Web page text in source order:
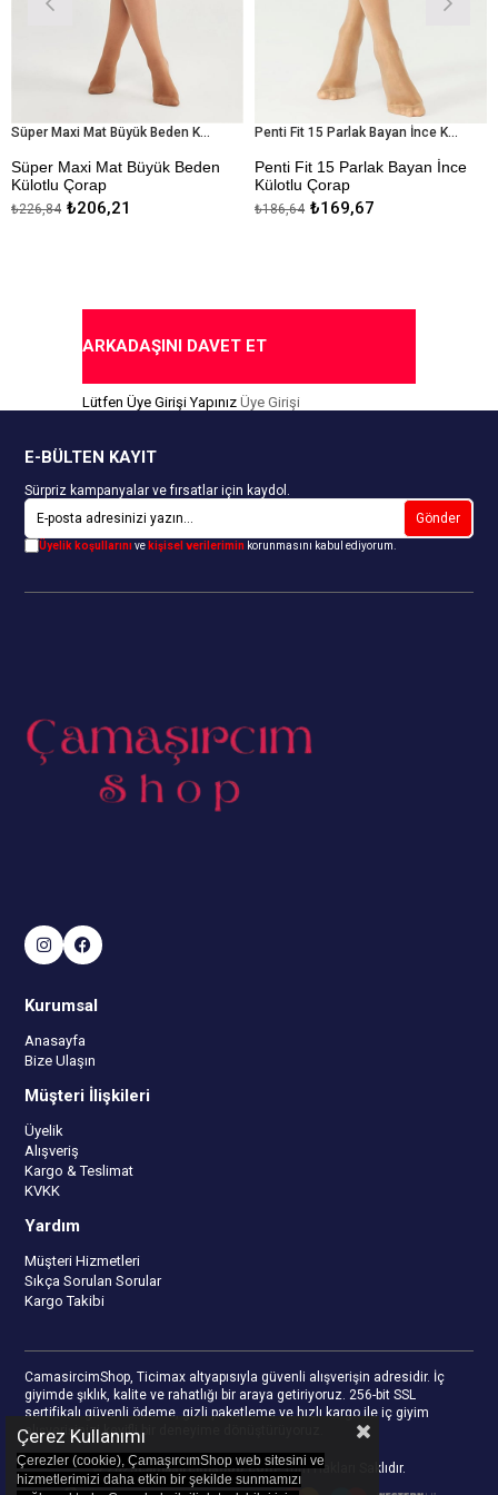
Süper Maxi Mat Büyük Beden Külotlu Çorap
Maxi Mat Büyük Beden
Çorap
Ödeme Seçeneği
₺206,21
Penti Fit 15 Parlak Bayan İnce Külotlu Çorap
Penti Fit 15 Parlak Bayan İnce
Külotlu Çorap
₺169,67
₺186,64
Penti
ARKADAŞINI DAVET ET
Lütfen Üye Girişi Yapınız Üye Girişi
E-BÜLTEN KAYIT
Sürpriz kampanyalar ve fırsatlar için kaydol.
Gönder
Üyelik koşullarınıve kişisel verilerimin korunmasını kabul ediyorum.
Kurumsal
Anasayfa
Bize Ulaşın
Müşteri İlişkileri
Üyelik
Alışveriş
Kargo & Teslimat
KVKK
Yardım
Müşteri Hizmetleri
Sıkça Sorulan Sorular
Kargo Takibi
CamasircimShop, Ticimax altyapısıyla güvenli alışverişin adresidir. İç
giyimde şıklık, kalite ve rahatlığı bir araya getiriyoruz. 256-bit SSL
sertifikalı güvenli ödeme, gizli paketleme ve hızlı kargo ile iç giyim
alışverişinizi keyifli bir deneyime dönüştürüyoruz.
© 2023camasircimshop.com- Tüm Hakları Saklıdır.
Çerez Kullanımı
Çerezler (cookie), ÇamaşırcımShop web sitesini ve
hizmetlerimizi daha etkin bir şekilde sunmamızı